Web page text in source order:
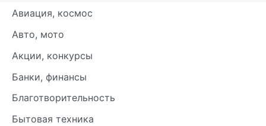
Авиация, космос
Авто, мото
Акции, конкурсы
Банки, финансы
Благотворительность
Бытовая техника